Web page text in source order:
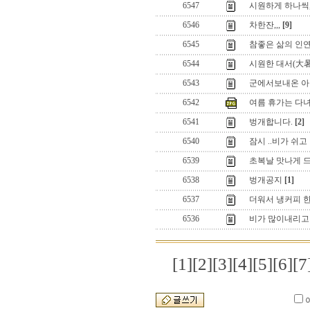
6547
시원하게 하나
6546
차한잔,,, [9]
6545
참좋은 삶의 인
6544
시원한 대서(大
6543
군에서보내온
6542
여름 휴가는 다
6541
벙개합니다. [2]
6540
잠시 ..비가 쉬
6539
초복날 맛나게
6538
벙개공지
[1]
6537
더워서 냉커피
6536
비가 많이내리
[1][2][3][4][5][6]